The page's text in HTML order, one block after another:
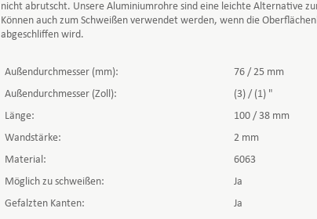
nicht abrutscht. Unsere Aluminiumrohre sind eine leichte Alternative
Können auch zum Schweißen verwendet werden, wenn die
abgeschliffen wird.
Außendurchmesser (mm):
76 / 25 mm
Außendurchmesser (Zoll):
(3) / (1) "
Länge:
100 / 38 mm
Wandstärke:
2 mm
Material:
6063
Möglich zu schweißen:
Ja
Gefalzten Kanten:
Ja